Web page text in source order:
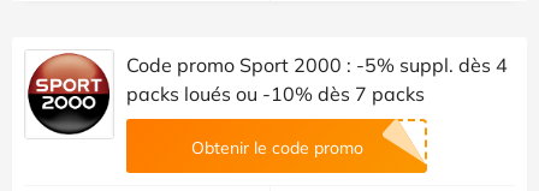
Code promo Sport 2000 : -5% suppl. dès 4
packs loués ou -10% dès 7 packs
Obtenir le code promo